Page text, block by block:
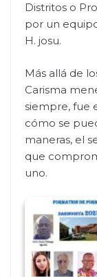
Distritos o
por un
H. josu.
Más allá de
Carisma
siempre, fue
cómo se
maneras, el
que
uno.